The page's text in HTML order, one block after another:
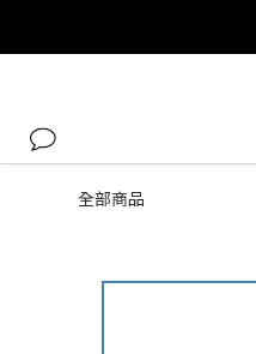
全部商品